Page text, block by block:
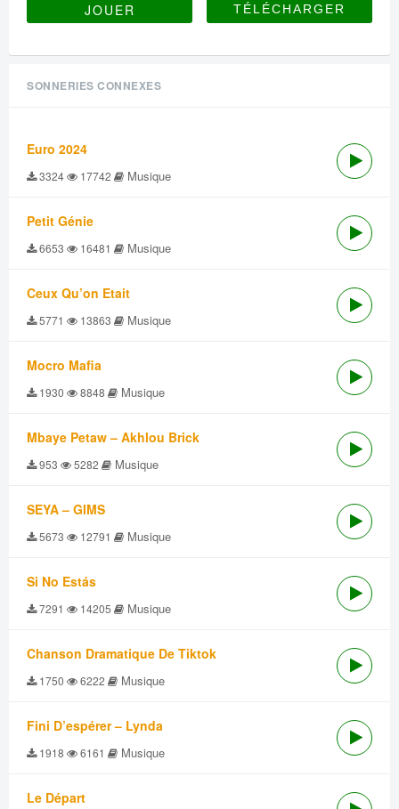
JOUER
SONNERIES CONNEXES
Euro 2024
3324 17742 Musique
Petit Génie
6653 16481 Musique
Ceux Qu’on Etait
5771 13863 Musique
Mocro Mafia
1930 8848 Musique
Mbaye Petaw – Akhlou Brick
953 5282 Musique
SEYA – GIMS
5673 12791 Musique
Si No Estás
7291 14205 Musique
Chanson Dramatique De Tiktok
1750 6222 Musique
Fini D’espérer – Lynda
1918 6161 Musique
Le Départ